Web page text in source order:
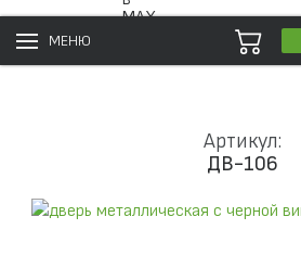
МЕНЮ
Артикул:
ДВ-106